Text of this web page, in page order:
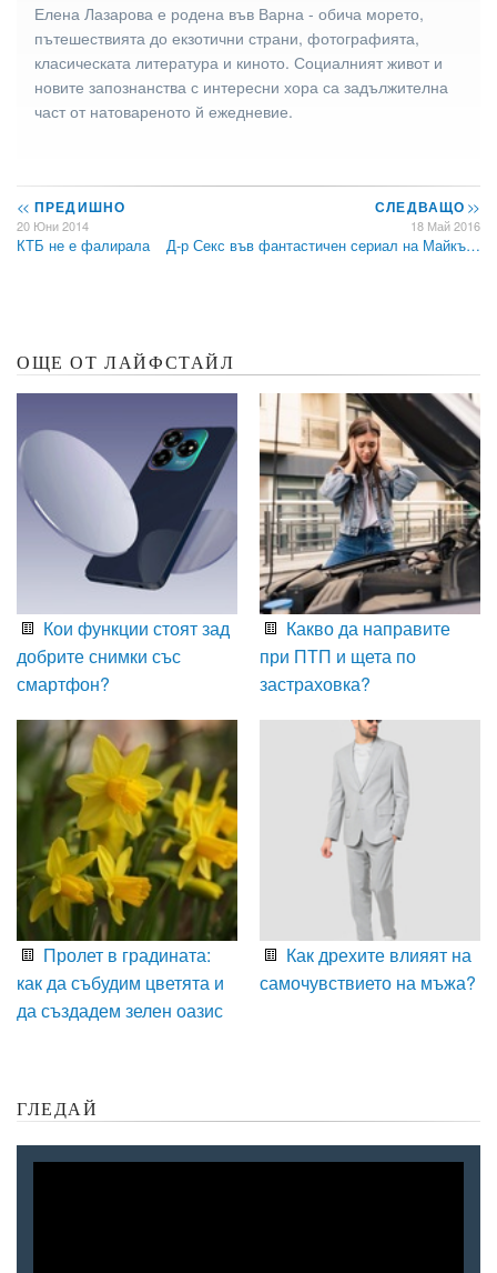
Елена Лазарова е родена във Варна - обича морето,
пътешествията до екзотични страни, фотографията,
класическата литература и киното. Социалният живот и
новите запознанства с интересни хора са задължителна
част от натовареното й ежедневие.
<< ПРЕДИШНО
20 Юни 2014
КТБ не е фалирала
СЛЕДВАЩО>>
18 Май 2016
Д-р Секс във фантастичен сериал на Майкъ…
ОЩЕ ОТ ЛАЙФСТАЙЛ
Кои функции стоят зад
добрите снимки със
смартфон?
Какво да направите
при ПТП и щета по
застраховка?
Пролет в градината:
как да събудим цветята и
да създадем зелен оазис
Как дрехите влияят на
самочувствието на мъжа?
ГЛЕДАЙ